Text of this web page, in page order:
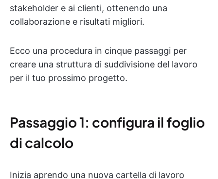
stakeholder e ai clienti, ottenendo una
collaborazione e risultati migliori.
Ecco una procedura in cinque passaggi per
creare una struttura di suddivisione del lavoro
per il tuo prossimo progetto.
Passaggio 1: configura il foglio
di calcolo
Inizia aprendo una nuova cartella di lavoro